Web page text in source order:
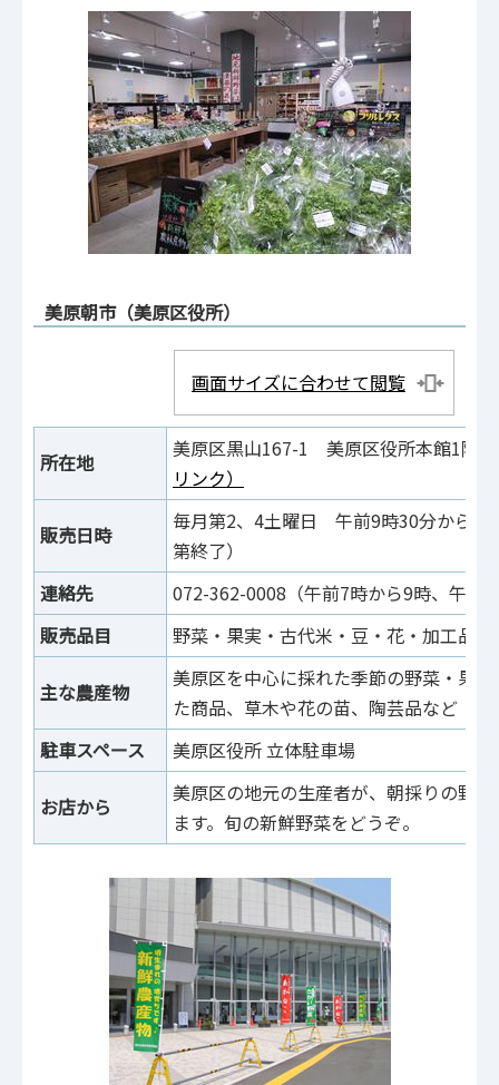
美原朝市（美原区役所）
画面サイズに合わせて閲覧
所在地
美原区黒山167-1 美原区役所本館1
リンク）
販売日時
毎月第2、4土曜日 午前9時30分から午
第終了）
連絡先
072-362-0008（午前7時から9時、午後
販売品目
野菜・果実・古代米・豆・花・加工品
主な農産物
美原区を中心に採れた季節の野菜・果
た商品、草木や花の苗、陶芸品など
駐車スペース
美原区役所 立体駐車場
お店から
美原区の地元の生産者が、朝採りの野
ます。旬の新鮮野菜をどうぞ。